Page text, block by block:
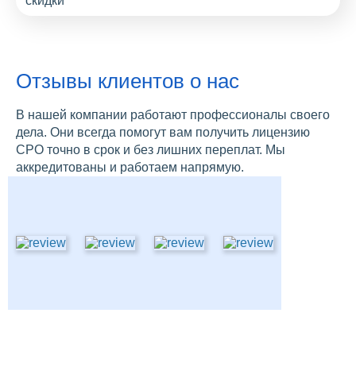
Отзывы клиентов о нас
В нашей компании работают профессионалы своего
дела. Они всегда помогут вам получить лицензию
СРО точно в срок и без лишних переплат. Мы
аккредитованы и работаем напрямую.